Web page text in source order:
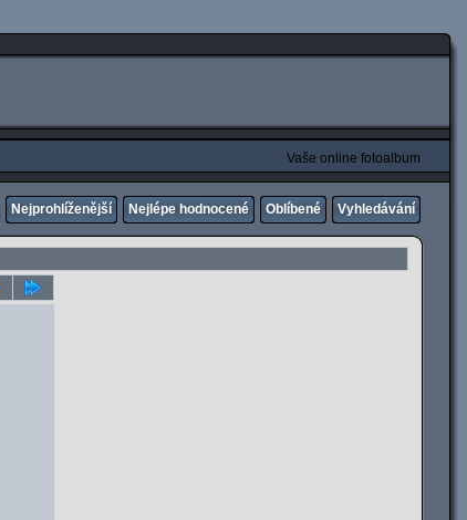
Vaše online fotoalbum
Nejprohlíženější Nejlépe hodnocené Oblíbené Vyhledávání